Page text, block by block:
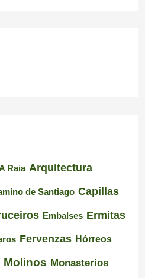
Raia Arquitectura
de Santiago Capillas
Embalses Ermitas
Fervenzas Hórreos
Molinos Monasterios